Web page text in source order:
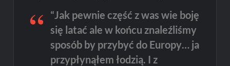
“Jak pewnie część z was wie boję
się latać ale w końcu znaleźliśmy
sposób by przybyć do Europy… ja
przypłynąłem łodzią. I z